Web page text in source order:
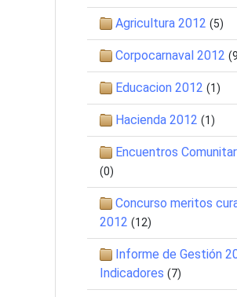
Agricultura 2012 (5)
Corpocarnaval 2012
Educacion 2012 (1)
Hacienda 2012 (1)
Encuentros
(0)
Concurso meritos
2012 (12)
Informe de Gestión
Indicadores (7)